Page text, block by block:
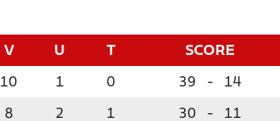
V U T SCORE
10 1 0 39 - 14
8 2 1 30 - 11